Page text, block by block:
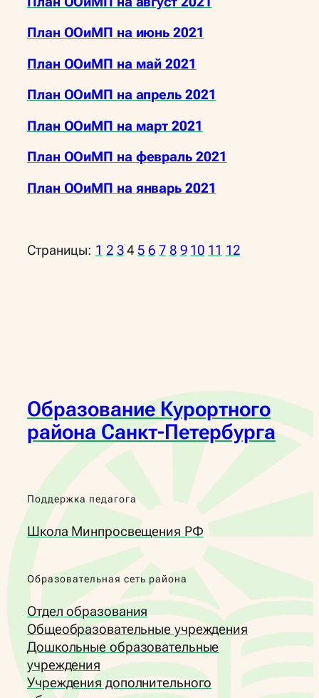
План ООиМП на июнь 2021
План ООиМП на май 2021
План ООиМП на апрель 2021
План ООиМП на март 2021
План ООиМП на февраль 2021
План ООиМП на январь 2021
Страницы: 1 2 3 4 5 6 7 8 9 10 11 12
Образование Курортного
района Санкт-Петербурга
Поддержка педагога
Школа Минпросвещения РФ
Образовательная сеть района
Отдел образования
Общеобразовательные учреждения
Дошкольные образовательные
учреждения
Учреждения дополнительного